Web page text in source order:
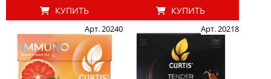
КУПИТЬ КУПИТЬ
Арт. 20240 Арт. 20218